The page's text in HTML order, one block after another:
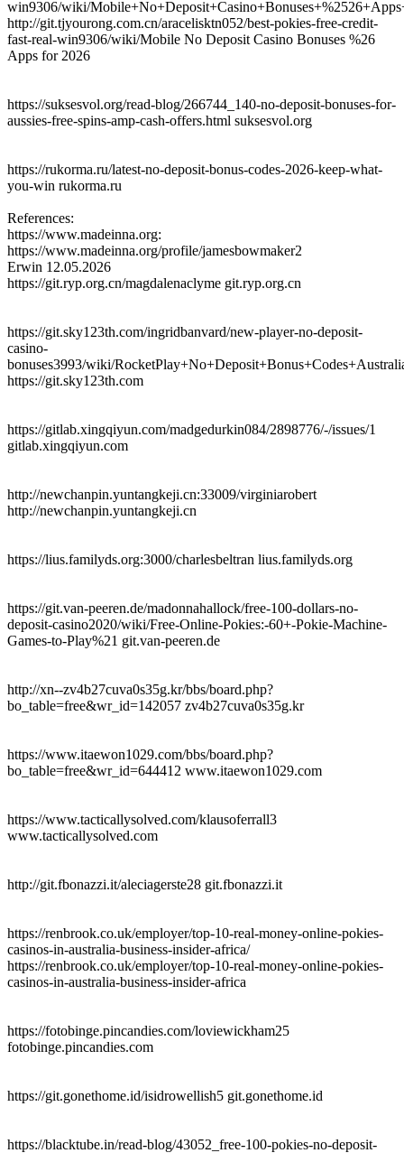
win9306/wiki/
http://git.tjyourong.com.cn/aracelisktn052/best-pokies-free-credit-
fast-real-win9306/wiki/Mobile No Deposit Casino Bonuses %26
Apps for 2026
https://suksesvol.org/read-blog/266744_140-no-deposit-bonuses-for-
aussies-free-spins-amp-cash-offers.html suksesvol.org
https://rukorma.ru/latest-no-deposit-bonus-codes-2026-keep-what-
you-win rukorma.ru
References:
https://www.madeinna.org:
https://www.madeinna.org/profile/jamesbowmaker2
Erwin 12.05.2026
https://git.ryp.org.cn/magdalenaclyme git.ryp.org.cn
https://git.sky123th.com/ingridbanvard/new-player-no-deposit-
casino-
bonuses3993/wiki/
https://git.sky123th.com
https://gitlab.xingqiyun.com/madgedurkin084/2898776/-/issues/1
gitlab.xingqiyun.com
http://newchanpin.yuntangkeji.cn:33009/virginiarobert
http://newchanpin.yuntangkeji.cn
https://lius.familyds.org:3000/charlesbeltran lius.familyds.org
https://git.van-peeren.de/madonnahallock/free-100-dollars-no-
deposit-casino2020/wiki/Free-Online-Pokies:-60+-Pokie-Machine-
Games-to-Play%21 git.van-peeren.de
http://xn--zv4b27cuva0s35g.kr/bbs/board.php?
bo_table=free&wr_id=142057 zv4b27cuva0s35g.kr
https://www.itaewon1029.com/bbs/board.php?
bo_table=free&wr_id=644412 www.itaewon1029.com
https://www.tacticallysolved.com/klausoferrall3
www.tacticallysolved.com
http://git.fbonazzi.it/aleciagerste28 git.fbonazzi.it
https://renbrook.co.uk/employer/top-10-real-money-online-pokies-
casinos-in-australia-business-insider-africa/
https://renbrook.co.uk/employer/top-10-real-money-online-pokies-
casinos-in-australia-business-insider-africa
https://fotobinge.pincandies.com/loviewickham25
fotobinge.pincandies.com
https://git.gonethome.id/isidrowellish5 git.gonethome.id
https://blacktube.in/read-blog/43052_free-100-pokies-no-deposit-